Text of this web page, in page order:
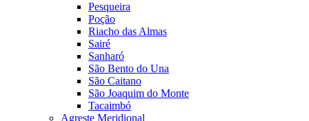
Pesqueira
Poção
Riacho das Almas
Sairé
Sanharó
São Bento do Una
São Caitano
São Joaquim do Monte
Tacaimbó
Agreste Meridional